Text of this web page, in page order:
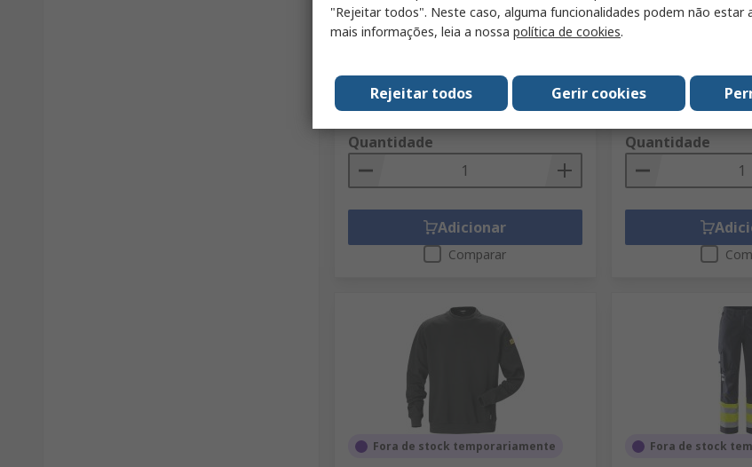
Repelente a la suciedad, Repelente
de aceite, Hidrófugo, talla 90 cm, de
color Azul
Referência do fabricante
300239-171-302
Subtotal (1 unidade)
Quantidade
Adicionar
Comparar
Hombre, cintura 88
Subtotal (1 unidade)
Quantidade
Fora de stock temporariamente Fora de stock
"Rejeitar todos". Neste caso, alguma funcionalidades podem não estar
mais informações, leia a nossa política de cookies.
Gerir cookies
Rejeitar todos